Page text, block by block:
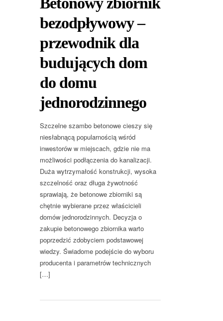
bezodpływowy –
przewodnik dla
budujących dom
do domu
jednorodzinnego
Szczelne szambo betonowe cieszy się
niesłabnącą popularnością wśród
inwestorów w miejscach, gdzie nie ma
możliwości podłączenia do kanalizacji.
Duża wytrzymałość konstrukcji, wysoka
szczelność oraz długa żywotność
sprawiają, że betonowe zbiorniki są
chętnie wybierane przez właścicieli
domów jednorodzinnych. Decyzja o
zakupie betonowego zbiornika warto
poprzedzić zdobyciem podstawowej
wiedzy. Świadome podejście do wyboru
producenta i parametrów technicznych
[…]